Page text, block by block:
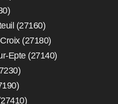
(27160)
(27180)
Epte (27140)